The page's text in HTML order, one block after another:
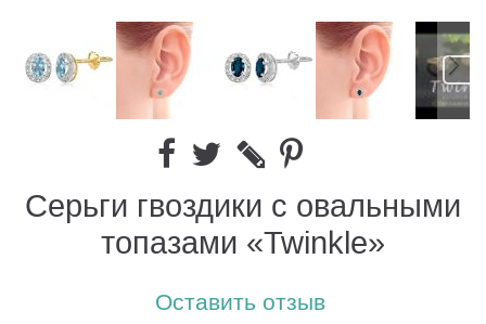
Серьги гвоздики с овальными
топазами «Twinkle»
Оставить отзыв